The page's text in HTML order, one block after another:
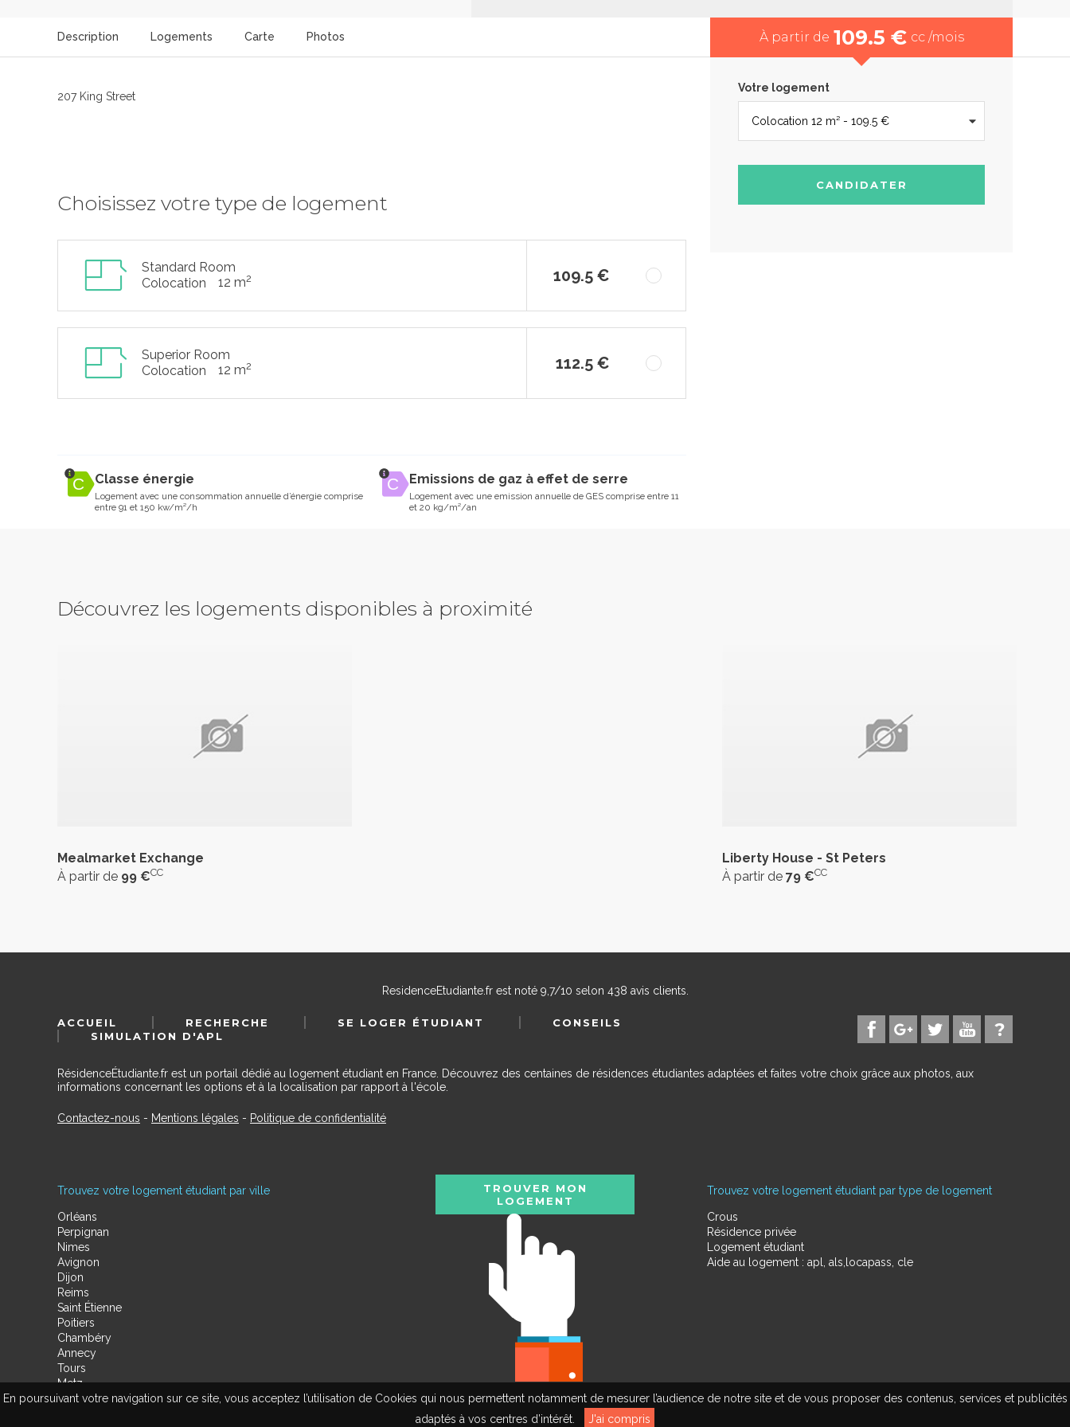
En poursuivant votre navigation sur ce site, vous acceptez l’utilisation de Cookies qui nous permettent notamment de mesurer l’audience de notre site et de vous proposer des contenus, services et publicités
adaptés à vos centres d’intérêt.
J'ai compris
Description Logements Carte Photos
207 King Street
Choisissez votre type de logement
Standard Room
Colocation
12 m2 109.5 €
Superior Room
Colocation
12 m2 112.5 €
Classe énergie
Logement avec une consommation annuelle d’énergie comprise
entre 91 et 150 kw/m²/h
Emissions de gaz à effet de serre
Logement avec une emission annuelle de GES comprise entre 11
et 20 kg/m²/an
À partir de 109.5 € cc /mois
Votre logement
CANDIDATER
Découvrez les logements disponibles à proximité
Mealmarket Exchange
À partir de 99 €CC
Liberty House - St Peters
À partir de 79 €CC
ResidenceEtudiante.frest noté 9,7/10 selon 438 avis clients.
ACCUEIL RECHERCHE SE LOGER ÉTUDIANT
CONSEILS
SIMULATION D'APL
RésidenceÉtudiante.fr est un portail dédié au logement étudiant en France. Découvrez des centaines de résidences étudiantes adaptées et faites votre choix grâce aux photos, aux
informations concernant les options et à la localisation par rapport à l'école.
Contactez-nous - Mentions légales - Politique de confidentialité
Trouvez votre logement étudiant par ville
Orléans
Perpignan
Nimes
Avignon
Dijon
Reims
Saint Étienne
Poitiers
Chambéry
Annecy
Tours
Metz
Amiens
Trouvez votre logement étudiant par type de logement
Crous
Résidence privée
Logement étudiant
Aide au logement : apl, als,locapass, cle
TROUVER MON
LOGEMENT